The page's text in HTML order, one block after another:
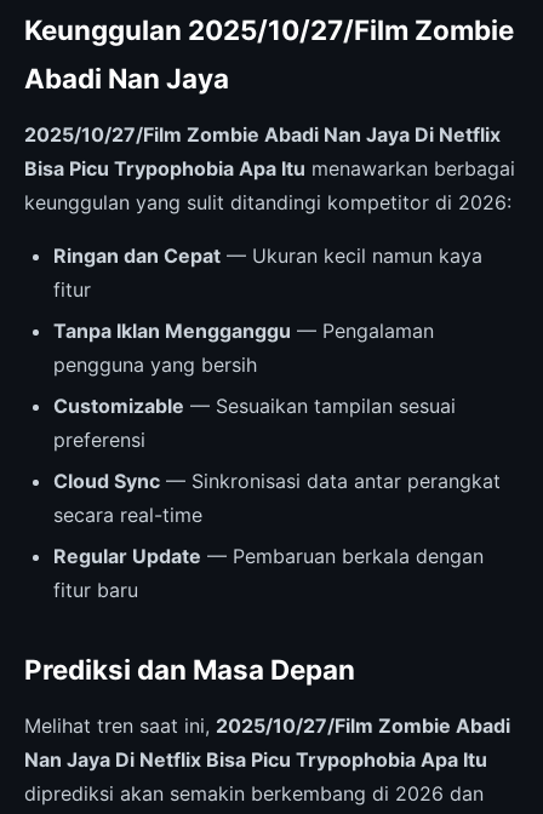
Keunggulan 2025/10/27/Film Zombie
Abadi Nan Jaya
2025/10/27/Film Zombie Abadi Nan Jaya Di Netflix
Bisa Picu Trypophobia Apa Itu menawarkan berbagai
keunggulan yang sulit ditandingi kompetitor di 2026:
Ringan dan Cepat — Ukuran kecil namun kaya
fitur
Tanpa Iklan Mengganggu — Pengalaman
pengguna yang bersih
Customizable — Sesuaikan tampilan sesuai
preferensi
Cloud Sync — Sinkronisasi data antar perangkat
secara real-time
Regular Update — Pembaruan berkala dengan
fitur baru
Prediksi dan Masa Depan
Melihat tren saat ini, 2025/10/27/Film Zombie Abadi
Nan Jaya Di Netflix Bisa Picu Trypophobia Apa Itu
diprediksi akan semakin berkembang di 2026 dan